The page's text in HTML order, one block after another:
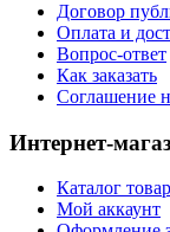
Договор
Оплата и
Вопрос-ответ
Как заказать
Соглашение
Интернет-
Каталог
Мой аккаунт